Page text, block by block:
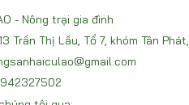
- Nông trại gia đình
Trần Thị Lầu, Tổ 7, khóm Tân